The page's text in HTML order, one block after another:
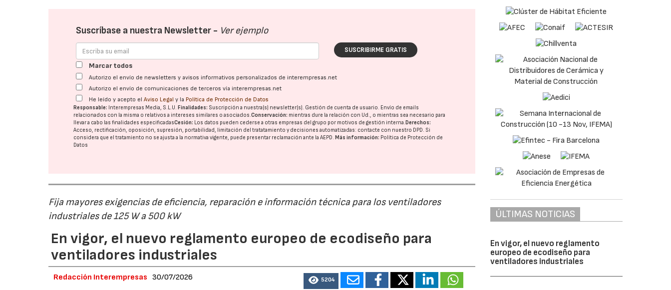
Suscríbase a nuestra Newsletter - Ver ejemplo
SUSCRIBIRME GRATIS
Marcar todos
Autorizo el envío de newsletters y avisos informativos personalizados de interempresas.net
Autorizo el envío de comunicaciones de terceros vía interempresas.net
He leído y acepto elAviso Legal y la Política de Protección de Datos
Responsable: Interempresas Media, S.L.U. Finalidades: Suscripción a nuestra(s) newsletter(s). Gestión de cuenta de usuario. Envío de emails
relacionados con la misma o relativos a intereses similares o asociados.Conservación: mientras dure la relación con Ud., o mientras sea necesario para
llevar a cabo las finalidades especificadasCesión: Los datos pueden cederse a otras empresas del grupo por motivos de gestión interna. Derechos:
Acceso, rectificación, oposición, supresión, portabilidad, limitación del tratatamiento y decisiones automatizadas: contacte con nuestro DPD. Si
considera que el tratamiento no se ajusta a la normativa vigente, puede presentar reclamación ante laAEPD. Más información: Política de Protección de
Datos
Fija mayores exigencias de eficiencia, reparación e información técnica para los ventiladores
industriales de 125 W a 500 kW
En vigor, el nuevo reglamento europeo de ecodiseño para
ventiladores industriales
Redacción Interempresas 30/07/2026 5204
ÚLTIMAS NOTICIAS
En vigor, el nuevo reglamento
europeo de ecodiseño para
ventiladores industriales